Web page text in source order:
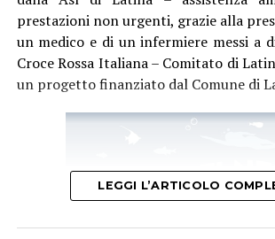
prestazioni non urgenti, grazie alla
un medico e di un infermiere messi a
Croce Rossa Italiana – Comitato di
un progetto finanziato dal Comune di
LEGGI L’ARTICOLO